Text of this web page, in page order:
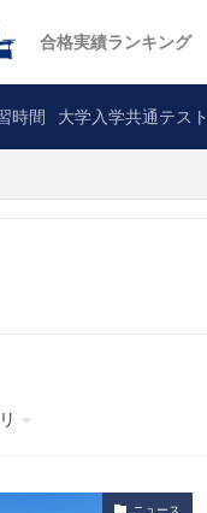
合格実績ランキング
時間 大学入学共通テスト
ニュース